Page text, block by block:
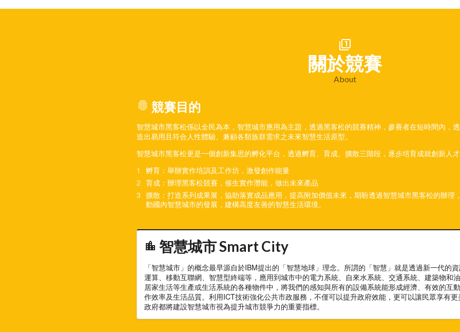
filter_1
關於競賽
About
fingerprint 競賽目的
智慧城市黑客松係以全民為本，智慧城市應用為主題，透過黑客松的競賽精神，參賽者在短時間內，
造出易用且符合人性體驗、兼顧各類族群需求之未來智慧生活原型。
智慧城市黑客松更是一個創新集思的孵化平台，透過孵育、育成、擴散三階段，逐步培育成就創新人
孵育：舉辦實作培訓及工作坊，激發創作能量
育成：辦理黑客松競賽，催生實作潛能，做出未來產品
擴散：打造系列成果展，協助落實成品應用，提高附加價值未來，期盼透過智慧城市黑客松的辦理
動國內智慧城市的發展，建構高度友善的智慧生活環境。
location_city 智慧城市 Smart City
「智慧城市」的概念最早源自於IBM提出的「智慧地球」理念。所謂的「智慧」就是透過新一代的
運算、移動互聯網、智慧型終端等，應用到城市中的電力系統、自來水系統、交通系統、建築物和
居家生活等生產或生活系統的各種物件中，將我們的感知與所有的設備系統能形成經濟、有效的互
作效率及生活品質。利用ICT技術強化公共市政服務，不僅可以提升政府效能，更可以讓民眾享有
政府都將建設智慧城市視為提升城市競爭力的重要指標。